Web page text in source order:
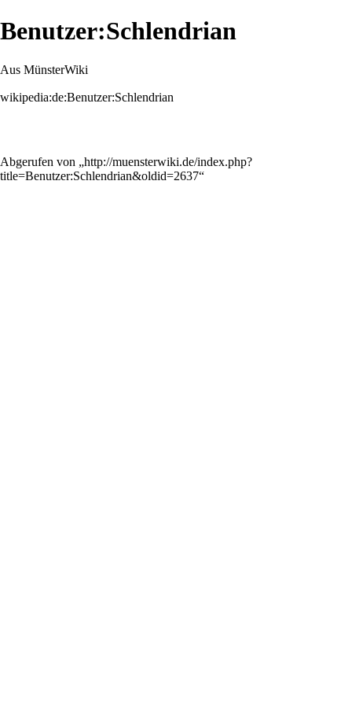
Benutzer:Schlendrian
Aus MünsterWiki
wikipedia:de:Benutzer:Schlendrian
Abgerufen von „http://muensterwiki.de/index.php?
title=Benutzer:Schlendrian&oldid=2637“